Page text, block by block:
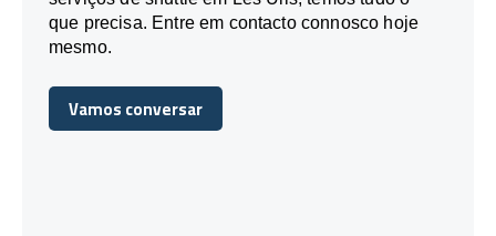
que precisa. Entre em contacto connosco hoje
mesmo.
Vamos conversar
Vamos conversar